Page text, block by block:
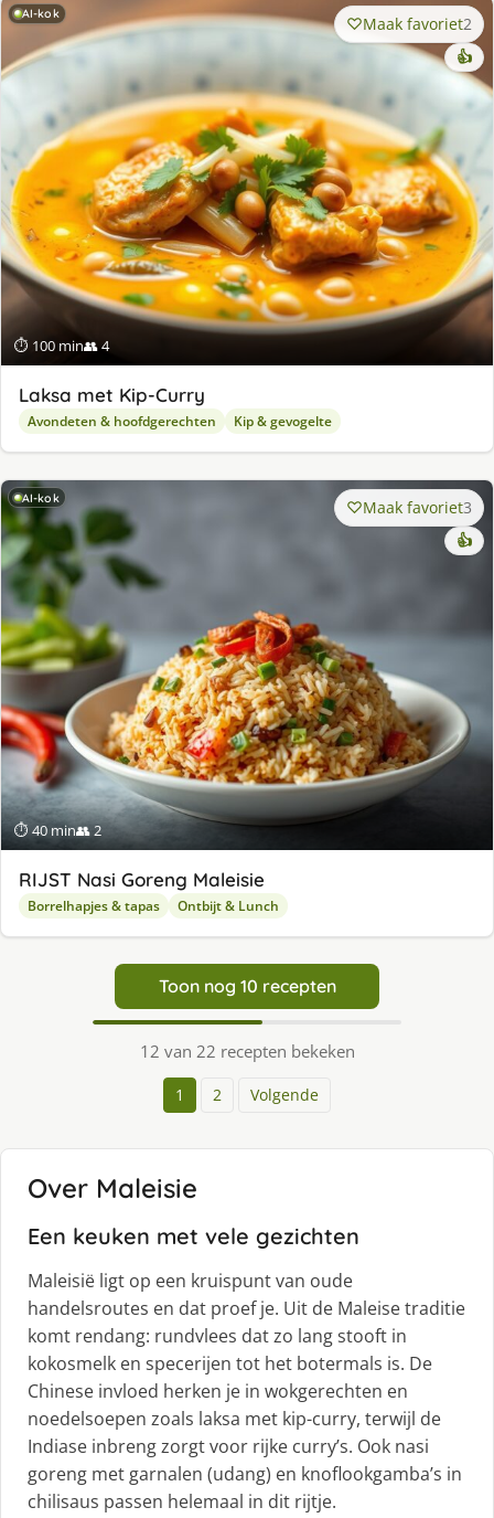
AI-kok
⏱ 100 min👥 4
Maak favoriet2
👍
Laksa met Kip-Curry
Avondeten & hoofdgerechten Kip & gevogelte
AI-kok
⏱ 40 min👥 2
Maak favoriet3
👍
RIJST Nasi Goreng Maleisie
Borrelhapjes & tapas Ontbijt & Lunch
Toon nog 10 recepten
12 van 22 recepten bekeken
1 2 Volgende
Over Maleisie
Een keuken met vele gezichten
Maleisië ligt op een kruispunt van oude
handelsroutes en dat proef je. Uit de Maleise traditie
komt rendang: rundvlees dat zo lang stooft in
kokosmelk en specerijen tot het botermals is. De
Chinese invloed herken je in wokgerechten en
noedelsoepen zoals laksa met kip-curry, terwijl de
Indiase inbreng zorgt voor rijke curry’s. Ook nasi
goreng met garnalen (udang) en knoflookgamba’s in
chilisaus passen helemaal in dit rijtje.